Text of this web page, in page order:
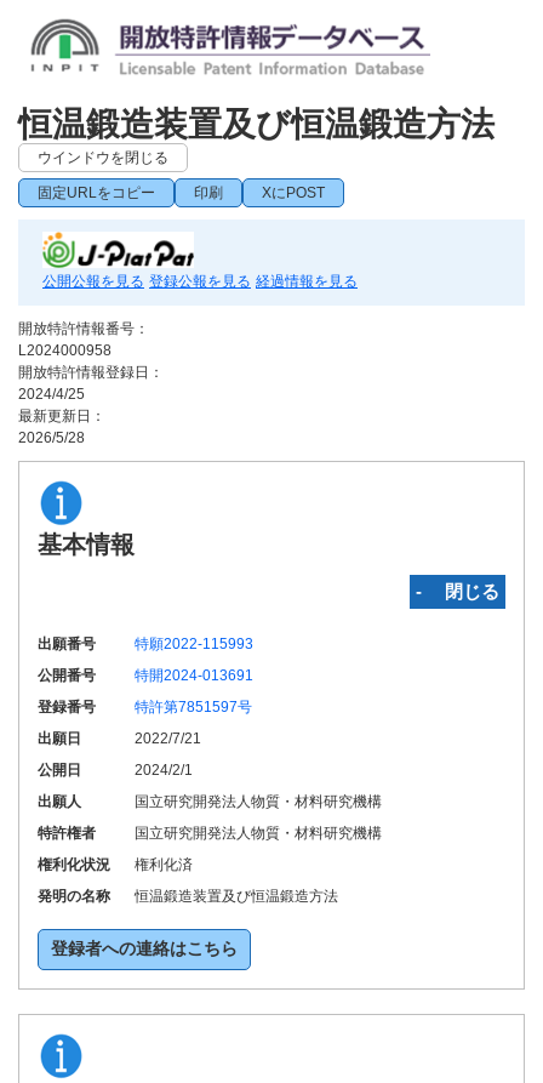
恒温鍛造装置及び恒温鍛造方法
ウインドウを閉じる
固定URLをコピー 印刷 XにPOST
公開公報を見る 登録公報を見る 経過情報を見る
開放特許情報番号：
L2024000958
開放特許情報登録日：
2024/4/25
最新更新日：
2026/5/28
基本情報
‐ 閉じる
出願番号
特願2022-115993
公開番号
特開2024-013691
登録番号
特許第7851597号
出願日
2022/7/21
公開日
2024/2/1
出願人
国立研究開発法人物質・材料研究機構
特許権者
国立研究開発法人物質・材料研究機構
権利化状況
権利化済
発明の名称
恒温鍛造装置及び恒温鍛造方法
登録者への連絡はこちら